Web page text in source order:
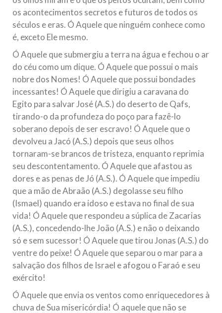
os acontecimentos secretos e futuros de todos os
séculos e eras. Ó Aquele que ninguém conhece como
é, exceto Ele mesmo.
Ó Aquele que submergiu a terra na água e fechou o ar
do céu como um dique. Ó Aquele que possui o mais
nobre dos Nomes! Ó Aquele que possui bondades
incessantes! Ó Aquele que dirigiu a caravana do
Egito para salvar José (A.S.) do deserto de Qafs,
tirando-o da profundeza do poço para fazê-lo
soberano depois de ser escravo! Ó Aquele que o
devolveu a Jacó (A.S.) depois que seus olhos
tornaram-se brancos de tristeza, enquanto reprimia
seu descontentamento. Ó Aquele que afastou as
dores e as penas de Jó (A.S.). Ó Aquele que impediu
que a mão de Abraão (A.S.) degolasse seu filho
(Ismael) quando era idoso e estava no final de sua
vida! Ó Aquele que respondeu a súplica de Zacarias
(A.S.), concedendo-lhe João (A.S.) e não o deixando
só e sem sucessor! Ó Aquele que tirou Jonas (A.S.) do
ventre do peixe! Ó Aquele que separou o mar para a
salvação dos filhos de Israel e afogou o Faraó e seu
exército!
Ó Aquele que envia os ventos como enriquecedores à
chuva de Sua misericórdia! Ó aquele que não se